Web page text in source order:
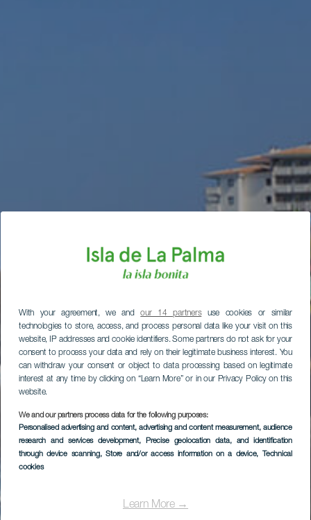
With your agreement, we andour 14 partnersuse cookies or similar
technologies to store, access, and process personal data like your visit on this
website, IP addresses and cookie identifiers. Some partners do not ask for your
consent to process your data and rely on their legitimate business interest. You
can withdraw your consent or object to data processing based on legitimate
interest at any time by clicking on “Learn More” or in our Privacy Policy on this
website.
We and our partners process data for the following purposes:
Personalised advertising and content, advertising and content measurement, audience
research and services development, Precise geolocation data, and identification
through device scanning, Store and/or access information on a device, Technical
cookies
Learn More →